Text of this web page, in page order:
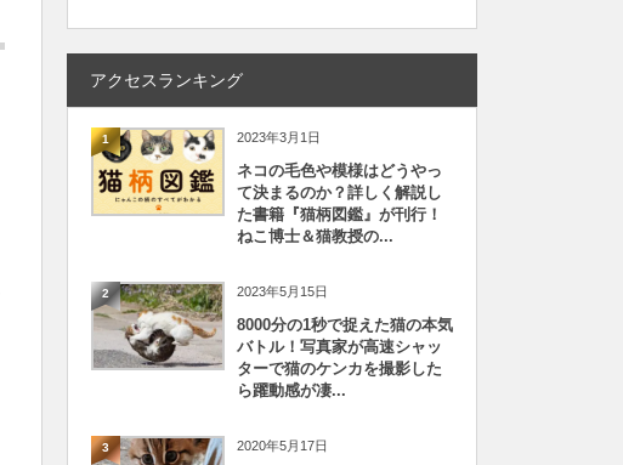
アクセスランキング
1 2023年3月1日
ネコの毛色や模様はどうやっ
て決まるのか？詳しく解説し
た書籍『猫柄図鑑』が刊行！
ねこ博士＆猫教授の...
2 2023年5月15日
8000分の1秒で捉えた猫の本気
バトル！写真家が高速シャッ
ターで猫のケンカを撮影した
ら躍動感が凄...
3 2020年5月17日